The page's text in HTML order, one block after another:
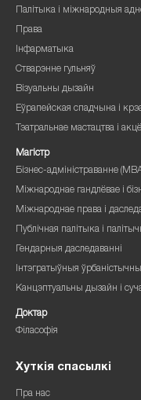
Палітыка і міжнародныя
Права
Інфарматыка
Стварэнне гульняў
Візуальны дызайн
Еўрапейская спадчына і
Тэатральнае мастацтва і
Магістр
Бізнес-адміністраванне
Міжнароднае гандлёвае і
Міжнароднае права і
Публічная палітыка і
Гендарныя даследаванні
Інтэгратыўныя
Канцэптуальны дызайн і
Доктар
Філасофія
Хуткія спасылкі
Пра нас